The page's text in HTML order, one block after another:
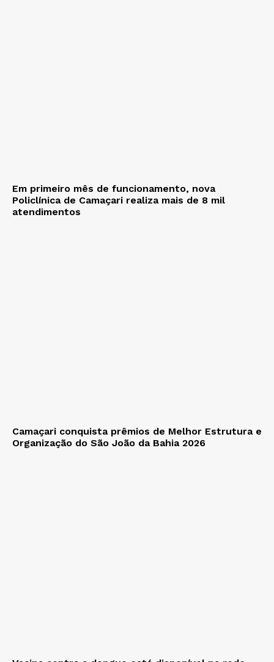
Em primeiro mês de funcionamento, nova
Policlínica de Camaçari realiza mais de 8 mil
atendimentos
Camaçari conquista prêmios de Melhor Estrutura e
Organização do São João da Bahia 2026